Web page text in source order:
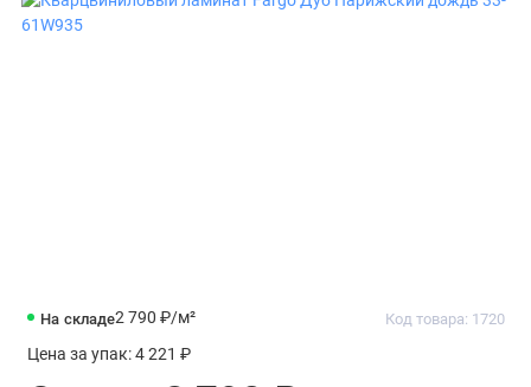
На складе Код товара: 1720
2 790 ₽/м²
Цена за упак: 4 221 ₽